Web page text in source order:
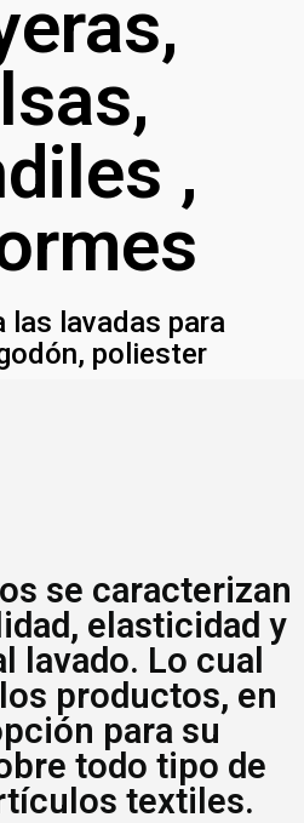
,
las lavadas para
poliester
se caracterizan
elasticidad y
lavado. Lo cual
productos, en
para su
todo tipo de
textiles.